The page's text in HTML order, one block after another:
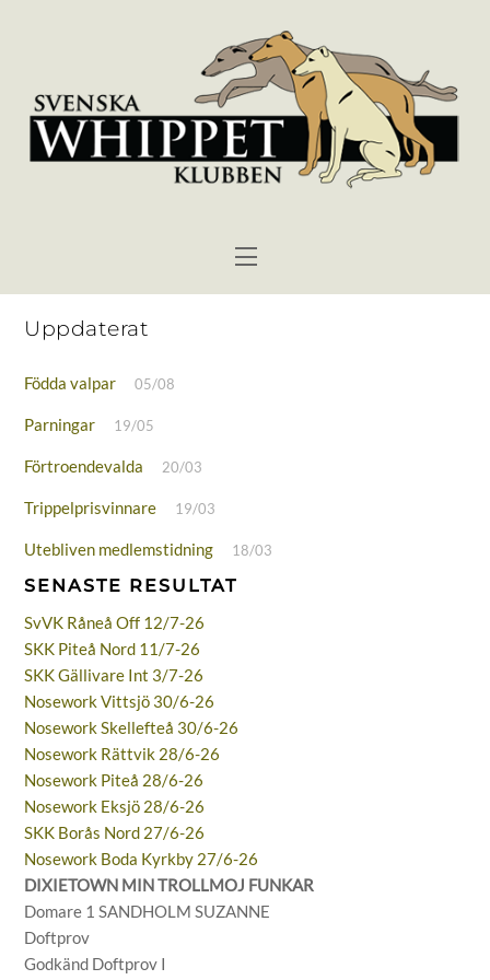
Menu
Uppdaterat
Födda valpar 05/08
Parningar 19/05
Förtroendevalda 20/03
Trippelprisvinnare 19/03
Utebliven medlemstidning 18/03
SENASTE RESULTAT
SvVK Råneå Off 12/7-26
SKK Piteå Nord 11/7-26
SKK Gällivare Int 3/7-26
Nosework Vittsjö 30/6-26
Nosework Skellefteå 30/6-26
Nosework Rättvik 28/6-26
Nosework Piteå 28/6-26
Nosework Eksjö 28/6-26
SKK Borås Nord 27/6-26
Nosework Boda Kyrkby 27/6-26
DIXIETOWN MIN TROLLMOJ FUNKAR
Domare 1 SANDHOLM SUZANNE
Doftprov
Godkänd Doftprov I